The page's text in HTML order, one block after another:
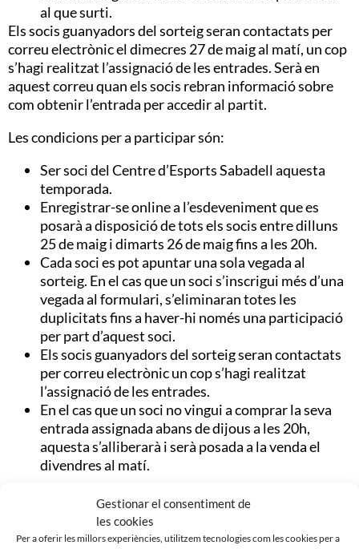
Gestionar el consentiment de
les cookies
Per a oferir les millors experiències, utilitzem tecnologies com les cookies per a
al que surti.
Els socis guanyadors del sorteig seran contactats per
correu electrònic el dimecres 27 de maig al matí, un cop
s’hagi realitzat l’assignació de les entrades. Serà en
aquest correu quan els socis rebran informació sobre
com obtenir l’entrada per accedir al partit.
Les condicions per a participar són:
Ser soci del Centre d’Esports Sabadell aquesta
temporada.
Enregistrar-se online a l’esdeveniment que es
posarà a disposició de tots els socis entre dilluns
25 de maig i dimarts 26 de maig fins a les 20h.
Cada soci es pot apuntar una sola vegada al
sorteig. En el cas que un soci s’inscrigui més d’una
vegada al formulari, s’eliminaran totes les
duplicitats fins a haver-hi només una participació
per part d’aquest soci.
Els socis guanyadors del sorteig seran contactats
per correu electrònic un cop s’hagi realitzat
l’assignació de les entrades.
En el cas que un soci no vingui a comprar la seva
entrada assignada abans de dijous a les 20h,
aquesta s’alliberarà i serà posada a la venda el
divendres al matí.